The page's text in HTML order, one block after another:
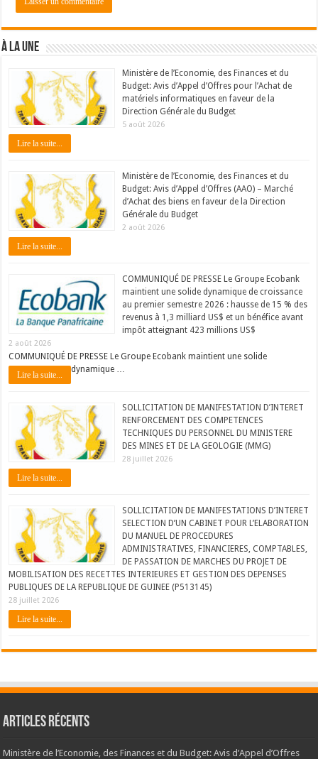
À LA UNE
Ministère de l’Economie, des Finances et du
Budget: Avis d’Appel d’Offres pour l’Achat de
matériels informatiques en faveur de la
Direction Générale du Budget
5 août 2026
Lire la suite...
Ministère de l’Economie, des Finances et du
Budget: Avis d’Appel d’Offres (AAO) – Marché
d’Achat des biens en faveur de la Direction
Générale du Budget
2 août 2026
Lire la suite...
COMMUNIQUÉ DE PRESSE Le Groupe Ecobank
maintient une solide dynamique de croissance
au premier semestre 2026 : hausse de 15 % des
revenus à 1,3 milliard US$ et un bénéfice avant
impôt atteignant 423 millions US$
2 août 2026
COMMUNIQUÉ DE PRESSE Le Groupe Ecobank maintient une solide
dynamique …
Lire la suite...
SOLLICITATION DE MANIFESTATION D’INTERET
RENFORCEMENT DES COMPETENCES
TECHNIQUES DU PERSONNEL DU MINISTERE
DES MINES ET DE LA GEOLOGIE (MMG)
28 juillet 2026
Lire la suite...
SOLLICITATION DE MANIFESTATIONS D’INTERET
SELECTION D’UN CABINET POUR L’ELABORATION
DU MANUEL DE PROCEDURES
ADMINISTRATIVES, FINANCIERES, COMPTABLES,
DE PASSATION DE MARCHES DU PROJET DE
MOBILISATION DES RECETTES INTERIEURES ET GESTION DES DEPENSES
PUBLIQUES DE LA REPUBLIQUE DE GUINEE (P513145)
28 juillet 2026
Lire la suite...
Articles récents
Ministère de l’Economie, des Finances et du Budget: Avis d’Appel d’Offres